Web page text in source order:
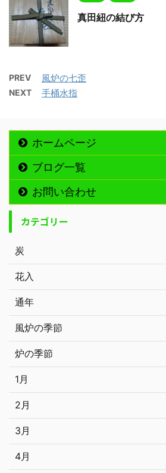
真田紐の結び方
PREV 風炉の七歪
NEXT 手桶水指
ホームページ
ブログ一覧
お問い合わせ
カテゴリー
炭
花入
通年
風炉の季節
炉の季節
1月
2月
3月
4月